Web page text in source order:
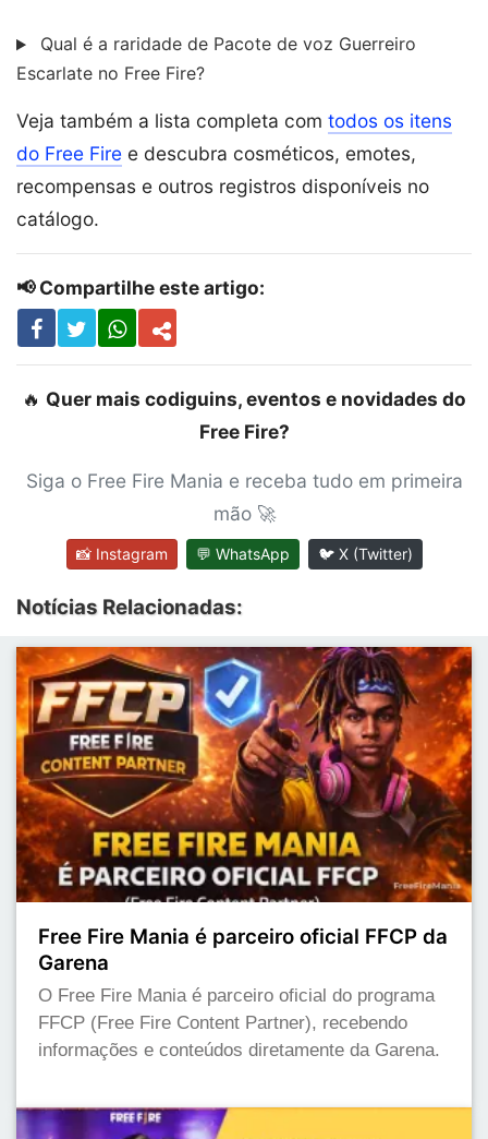
Qual é a raridade de Pacote de voz Guerreiro
Escarlate no Free Fire?
Veja também a lista completa com todos os itens
do Free Fire e descubra cosméticos, emotes,
recompensas e outros registros disponíveis no
catálogo.
📢 Compartilhe este artigo:
🔥 Quer mais codiguins, eventos e novidades do
Free Fire?
Siga o Free Fire Mania e receba tudo em primeira
mão 🚀
📸 Instagram 💬 WhatsApp 🐦 X (Twitter)
Notícias Relacionadas:
Free Fire Mania é parceiro oficial FFCP da
Garena
O Free Fire Mania é parceiro oficial do programa
FFCP (Free Fire Content Partner), recebendo
informações e conteúdos diretamente da Garena.